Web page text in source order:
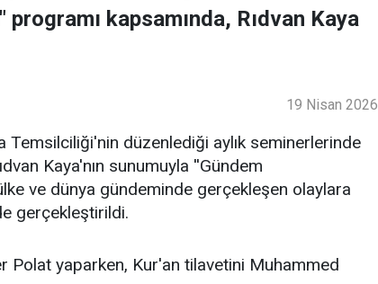
kapsamında, Rıdvan Kaya
19 Nisan 2026
Temsilciliği'nin düzenlediği aylık seminerlerinde
Kaya'nın sunumuyla ''Gündem
ve dünya gündeminde gerçekleşen olaylara
gerçekleştirildi.
Polat yaparken, Kur'an tilavetini Muhammed